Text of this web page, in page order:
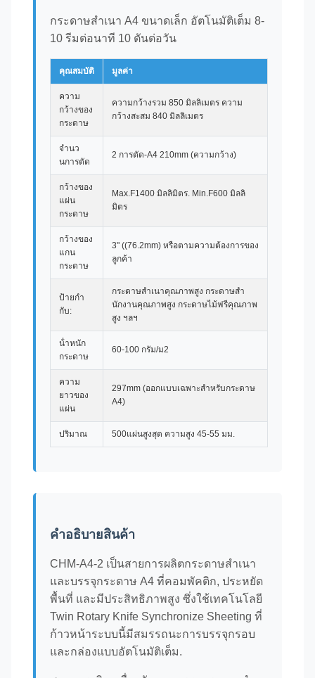
กระดาษสําเนา A4 ขนาดเล็ก อัตโนมัติเต็ม 8-
10 รีมต่อนาที 10 ตันต่อวัน
คุณสมบัติ มูลค่า
ความ
กว้างของ
กระดาษ
ความกว้างรวม 850 มิลลิเมตร ความ
กว้างสะสม 840 มิลลิเมตร
จํานว
นการตัด
2 การตัด-A4 210mm (ความกว้าง)
กว้างของ
แผ่น
กระดาษ
Max.F1400 มิลลิมิตร. Min.F600 มิลลิ
มิตร
กว้างของ
แกน
กระดาษ
3" ((76.2mm) หรือตามความต้องการของ
ลูกค้า
ป้ายกํา
กับ:
กระดาษสําเนาคุณภาพสูง กระดาษสํา
นักงานคุณภาพสูง กระดาษไม้ฟรีคุณภาพ
สูง ฯลฯ
น้ําหนัก
กระดาษ
60-100 กรัม/ม2
ความ
ยาวของ
แผ่น
297mm (ออกแบบเฉพาะสําหรับกระดาษ
A4)
ปริมาณ 500แผ่นสูงสุด ความสูง 45-55 มม.
คําอธิบายสินค้า
CHM-A4-2 เป็นสายการผลิตกระดาษสําเนา
และบรรจุกระดาษ A4 ที่คอมพัคติก, ประหยัด
พื้นที่ และมีประสิทธิภาพสูง ซึ่งใช้เทคโนโลยี
Twin Rotary Knife Synchronize Sheeting ที่
ก้าวหน้าระบบนี้มีสมรรถนะการบรรจุกรอบ
และกล่องแบบอัตโนมัติเต็ม.